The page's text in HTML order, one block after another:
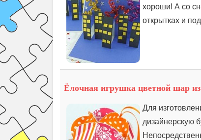
хороши! А со
открытках и
Ёлочная игрушка цветной шар
Для
дизайнерскую